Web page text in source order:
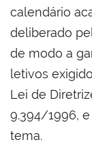
calendário
deliberado
de modo a
letivos
Lei de
9.394/1996,
tema.